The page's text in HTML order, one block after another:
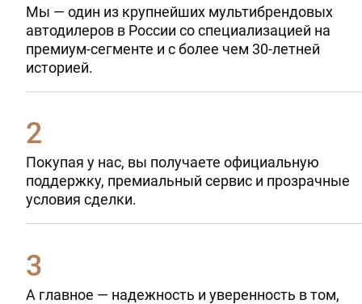
Мы — один из крупнейших мультибрендовых
автодилеров в России со специализацией на
премиум-сегменте и с более чем 30-летней
историей.
Покупая у нас, вы получаете официальную
поддержку, премиальный сервис и прозрачные
условия сделки.
А главное — надежность и уверенность в том,